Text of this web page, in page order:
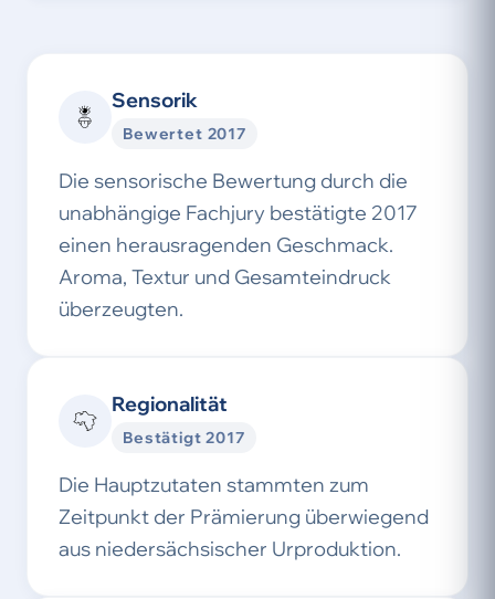
Sensorik
Bewertet 2017
Die sensorische Bewertung durch die
unabhängige Fachjury bestätigte 2017
einen herausragenden Geschmack.
Aroma, Textur und Gesamteindruck
überzeugten.
Regionalität
Bestätigt 2017
Die Hauptzutaten stammten zum
Zeitpunkt der Prämierung überwiegend
aus niedersächsischer Urproduktion.